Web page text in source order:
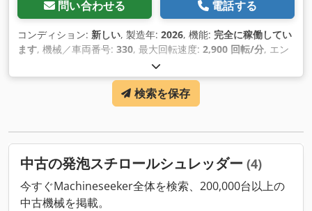
問い合わせる 電話する
コンディション: 新しい, 製造年: 2026, 機能: 完全に稼働してい
ます, 機械／車両番号: 330, 最大回転速度: 2,900 回転/分, エン
CEマーキング
検索を保存
中古の発泡スチロールシュレッダー (4)
今すぐMachineseeker全体を検索、200,000台以上の
中古機械を掲載。